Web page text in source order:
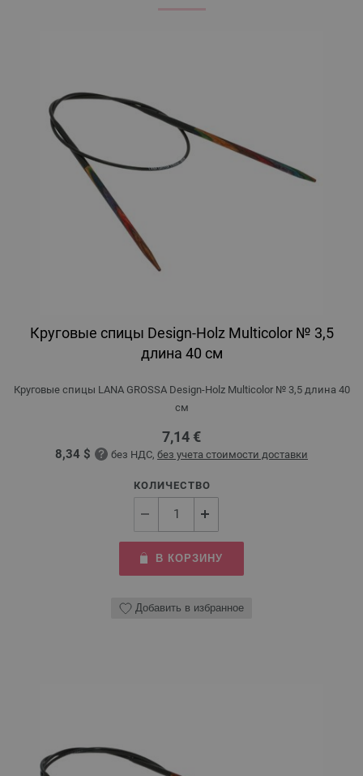
Круговые спицы Design-Holz Multicolor № 3,5
длина 40 см
Круговые спицы LANA GROSSA Design-Holz Multicolor № 3,5 длина 40
см
7,14 €
8,34 $ без НДС, без учета стоимости доставки
КОЛИЧЕСТВО
В КОРЗИНУ
Добавить в избранное